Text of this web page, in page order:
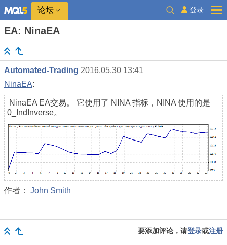
论坛 登录
EA: NinaEA
Automated-Trading 2016.05.30 13:41
NinaEA:
NinaEA EA交易。 它使用了 NINA 指标，NINA 使用的是
0_IndInverse。
作者： John Smith
要添加评论，请登录或注册